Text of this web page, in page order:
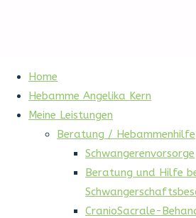
Home
Hebamme Angelika Kern
Meine Leistungen
Beratung / Hebammenhilfe
Schwangerenvorsorge
Beratung und Hilfe
CranioSacrale-